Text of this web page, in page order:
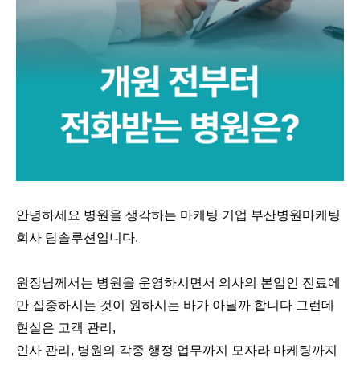
안녕하세요 병원을 생각하는 마케팅 기업 부산병원마케팅
회사 탐솔루션입니다.
원장님께서는 병원을 운영하시면서 의사의 본업인 진료에
만 집중하시는 것이 원하시는 바가 아닐까 합니다 그런데
현실은 고객 관리,
인사 관리, 병원의 각종 행정 업무까지 모자라 마케팅까지